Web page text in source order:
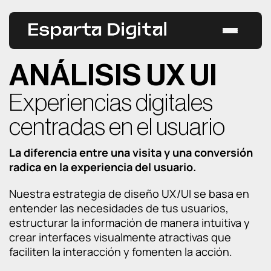
contenido
Casos de éxito
Servicios
Todos los servicios
GEO
SEO
SEM
Blog
CONTACTAR
ANÁLISIS UX UI
Experiencias digitales
centradas en el usuario
La diferencia entre una visita y una conversión
radica en la experiencia del usuario.
Nuestra estrategia de diseño UX/UI se basa en
entender las necesidades de tus usuarios,
estructurar la información de manera intuitiva y
crear interfaces visualmente atractivas que
faciliten la interacción y fomenten la acción.